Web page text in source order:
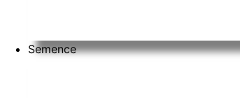
Semence